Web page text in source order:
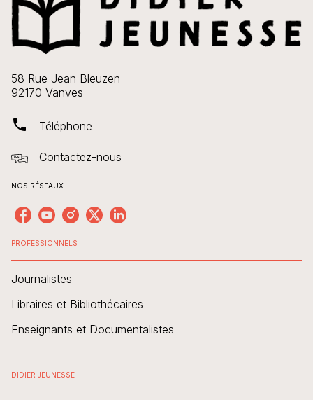
58 Rue Jean Bleuzen
92170 Vanves
phone Téléphone
Contactez-nous
NOS RÉSEAUX
PROFESSIONNELS
Journalistes
Libraires et Bibliothécaires
Enseignants et Documentalistes
DIDIER JEUNESSE